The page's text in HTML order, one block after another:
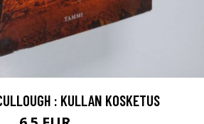
: KULLAN KOSKETUS